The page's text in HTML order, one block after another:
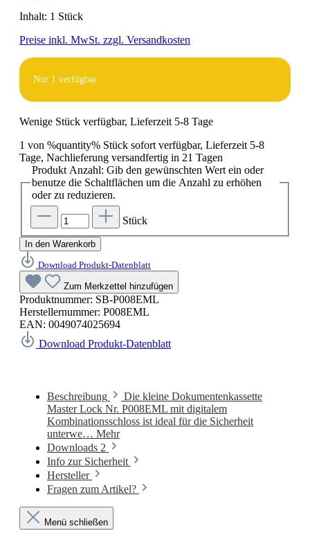
Inhalt: 1 Stück
Preise inkl. MwSt. zzgl. Versandkosten
Nur 1 verfügbar
Wenige Stück verfügbar, Lieferzeit 5-8 Tage
1 von %quantity% Stück sofort verfügbar, Lieferzeit 5-8
Tage, Nachlieferung versandfertig in 21 Tagen
Produkt Anzahl: Gib den gewünschten Wert ein oder
benutze die Schaltflächen um die Anzahl zu erhöhen
oder zu reduzieren.
Stück
In den Warenkorb
Download Produkt-Datenblatt
Zum Merkzettel hinzufügen
Produktnummer: SB-P008EML
Herstellernummer: P008EML
EAN: 0049074025694
Download Produkt-Datenblatt
Beschreibung
Die kleine Dokumentenkassette
Master Lock Nr. P008EML mit digitalem
Kombinationsschloss ist ideal für die Sicherheit
unterwe… Mehr
Downloads 2
Info zur Sicherheit
Hersteller
Fragen zum Artikel?
Menü schließen